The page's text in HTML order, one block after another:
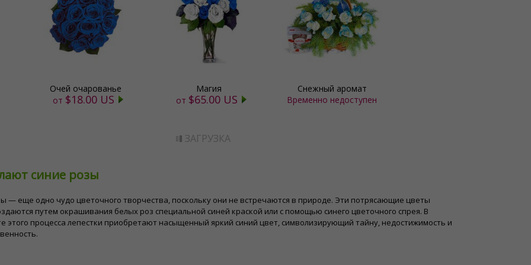
Очей очарованье
от $18.00 US
Магия
от $65.00 US
Снежный аромат
Временно недоступен
ЗАГРУЗКА
синие розы
— еще одно чудо цветочного творчества, поскольку они не встречаются в природе. Эти потрясающие цветы
путем окрашивания белых роз специальной синей краской или с помощью синего цветочного спрея. В
этого процесса лепестки приобретают насыщенный яркий синий цвет, символизирующий тайну, недостижимость и